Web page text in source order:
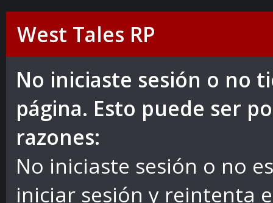
West Tales RP
No iniciaste sesión o no
página. Esto puede ser
razones:
No iniciaste sesión o no
iniciar sesión y reintenta